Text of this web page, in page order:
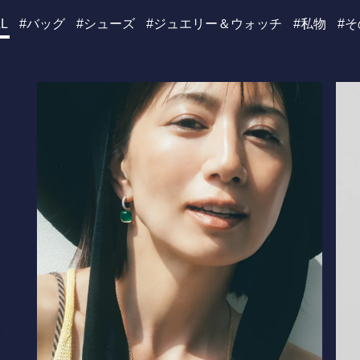
バッグ シューズ ジュエリー＆ウォッチ 私物 そ